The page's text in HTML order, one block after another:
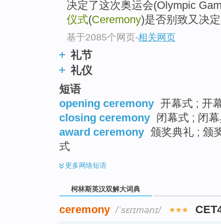
决定了这次奥运会(Olympic
仪式(Ceremony)是否别致又决
基于2085个网页-相关网页
礼节
礼仪
短语
opening ceremony 开幕式 ; 开
closing ceremony 闭幕式 ; 闭
award ceremony 颁奖典礼 ; 颁
式
更多网络短语
柯林斯英汉双解大词典
ceremony /ˈsɛrɪmənɪ/